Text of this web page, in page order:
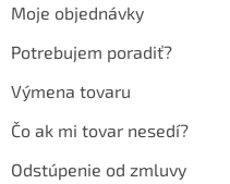
Moje objednávky
Potrebujem poradiť?
Výmena tovaru
Čo ak mi tovar nesedí?
Odstúpenie od zmluvy